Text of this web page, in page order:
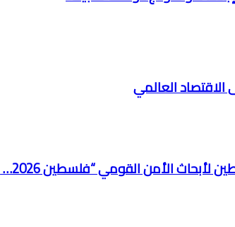
الاقتصاد العالمي
الدولة”، لقاء وزير العدل الفلسطيني المستشار شرحبيل الزعيم